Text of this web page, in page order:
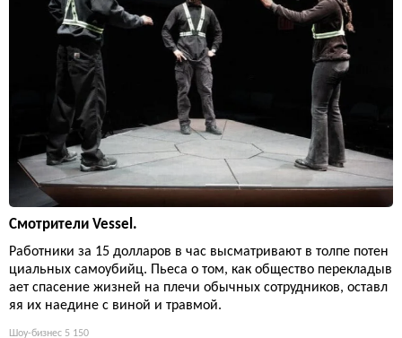
Смотрители Vessel.
Работники за 15 долларов в час высматривают в толпе потен
циальных самоубийц. Пьеса о том, как общество перекладыв
ает спасение жизней на плечи обычных сотрудников, оставл
яя их наедине с виной и травмой.
Шоу-бизнес 5 150